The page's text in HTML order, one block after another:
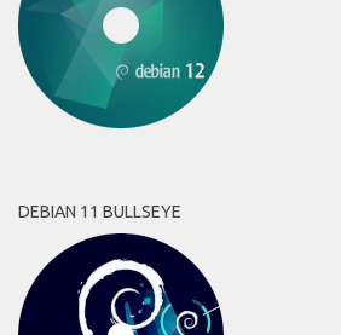
DEBIAN 11 BULLSEYE